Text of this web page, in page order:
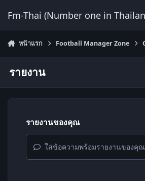
Fm-Thai (Number one in
หน้าแรก Football Manager Zone
รายงาน
รายงานของคุณ
ใส่ข้อความพร้อมรายงานของคุ